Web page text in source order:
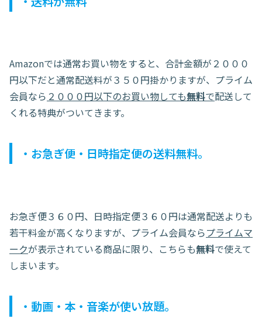
Amazonでは通常お買い物をすると、合計金額が２０００
円以下だと通常配送料が３５０円掛かりますが、プライム
会員なら ２０００円以下のお買い物しても無料で配送して
くれる特典がついてきます。
・お急ぎ便・日時指定便の送料無料。
お急ぎ便３６０円、日時指定便３６０円は通常配送よりも
若干料金が高くなりますが、プライム会員ならプライムマ
ークが表示されている商品に限り、こちらも無料で使えて
しまいます。
・動画・本・音楽が使い放題。